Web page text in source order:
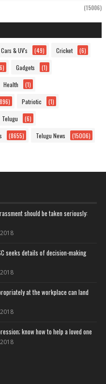
(15006)
Cars & UV's (49) Cricket (6)
Gadgets (1)
Health (1)
Patriotic (1)
Telugu (6)
(8655) Telugu News (15006)
should be taken seriously:
seeks details of decision-making
at the workplace can land
know how to help a loved one